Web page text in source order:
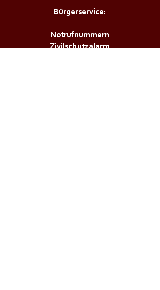
Bürgerservice:
Notrufnummern
Zivilschutzalarm